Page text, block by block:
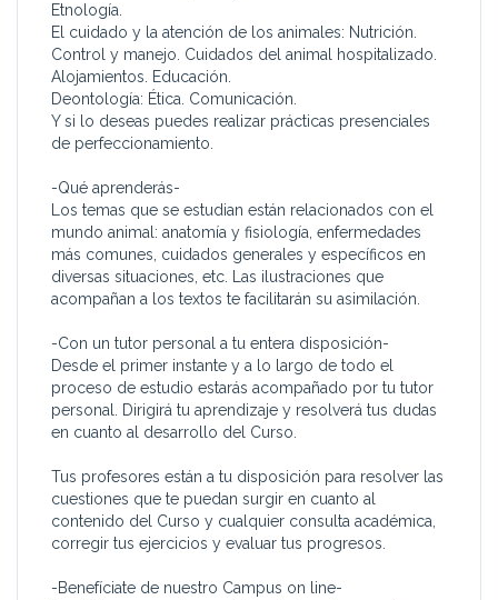
Etnología.
El cuidado y la atención de los animales: Nutrición.
Control y manejo. Cuidados del animal hospitalizado.
Alojamientos. Educación.
Deontología: Ética. Comunicación.
Y si lo deseas puedes realizar prácticas presenciales
de perfeccionamiento.
-Qué aprenderás-
Los temas que se estudian están relacionados con el
mundo animal: anatomía y fisiología, enfermedades
más comunes, cuidados generales y específicos en
diversas situaciones, etc. Las ilustraciones que
acompañan a los textos te facilitarán su asimilación.
-Con un tutor personal a tu entera disposición-
Desde el primer instante y a lo largo de todo el
proceso de estudio estarás acompañado por tu tutor
personal. Dirigirá tu aprendizaje y resolverá tus dudas
en cuanto al desarrollo del Curso.
Tus profesores están a tu disposición para resolver las
cuestiones que te puedan surgir en cuanto al
contenido del Curso y cualquier consulta académica,
corregir tus ejercicios y evaluar tus progresos.
-Benefíciate de nuestro Campus on line-